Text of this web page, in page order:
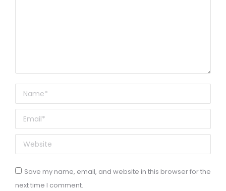
Name *
Email *
Website
Save my name, email, and website in this browser for the
next time I comment.